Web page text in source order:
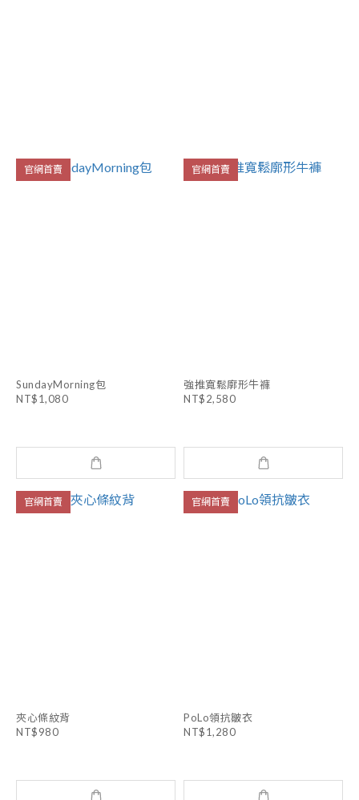
官網首賣
SundayMorning包
NT$1,080
官網首賣
強推寬鬆廓形牛褲
NT$2,580
官網首賣
夾心條紋背
NT$980
官網首賣
PoLo領抗皺衣
NT$1,280